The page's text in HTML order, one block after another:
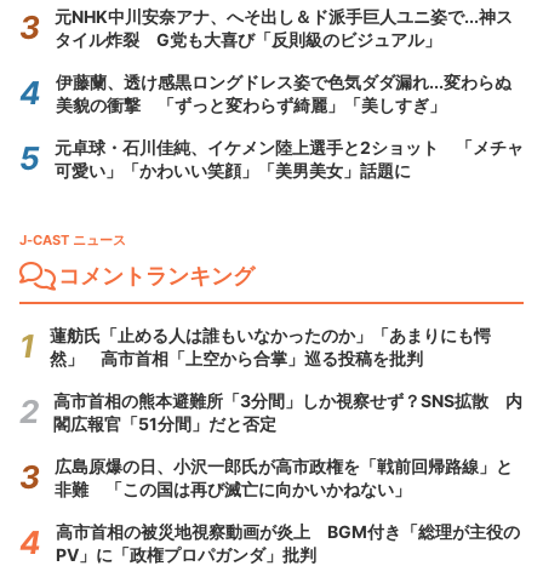
元NHK中川安奈アナ、へそ出し＆ド派手巨人ユニ姿で...神ス
タイル炸裂 G党も大喜び「反則級のビジュアル」
伊藤蘭、透け感黒ロングドレス姿で色気ダダ漏れ...変わらぬ
美貌の衝撃 「ずっと変わらず綺麗」「美しすぎ」
元卓球・石川佳純、イケメン陸上選手と2ショット 「メチャ
可愛い」「かわいい笑顔」「美男美女」話題に
J-CAST ニュース
コメントランキング
蓮舫氏「止める人は誰もいなかったのか」「あまりにも愕
然」 高市首相「上空から合掌」巡る投稿を批判
高市首相の熊本避難所「3分間」しか視察せず？SNS拡散 内
閣広報官「51分間」だと否定
広島原爆の日、小沢一郎氏が高市政権を「戦前回帰路線」と
非難 「この国は再び滅亡に向かいかねない」
高市首相の被災地視察動画が炎上 BGM付き「総理が主役の
PV」に「政権プロパガンダ」批判